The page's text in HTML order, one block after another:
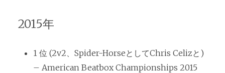
2015年
1 位 (2v2、Spider-HorseとしてChris Celizと)
– American Beatbox Championships 2015